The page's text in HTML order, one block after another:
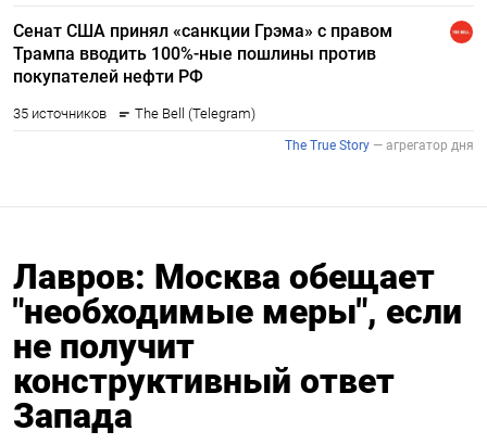
Лавров: Москва обещает
"необходимые меры", если
не получит
конструктивный ответ
Запада